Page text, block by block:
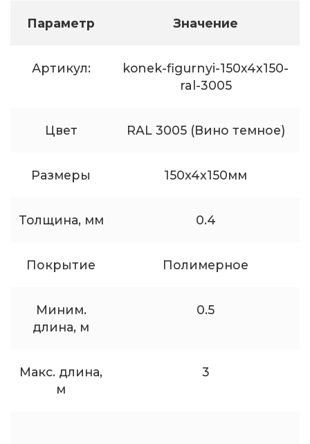
Параметр Значение
Артикул:
konek-figurnyi-150x4x150-
ral-3005
Цвет RAL 3005 (Вино темное)
Размеры 150x4x150мм
Толщина, мм 0.4
Покрытие Полимерное
Миним.
длина, м
0.5
Макс. длина,
м
3